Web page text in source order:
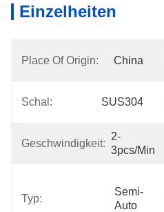
Einzelheiten
Place Of Origin: China
Schal: SUS304
Geschwindigkeit:
2-
3pcs/min
Typ:
Semi-
Auto